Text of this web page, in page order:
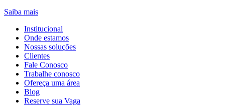
Saiba mais
Institucional
Onde estamos
Nossas soluções
Clientes
Fale Conosco
Trabalhe conosco
Ofereça uma área
Blog
Reserve sua Vaga